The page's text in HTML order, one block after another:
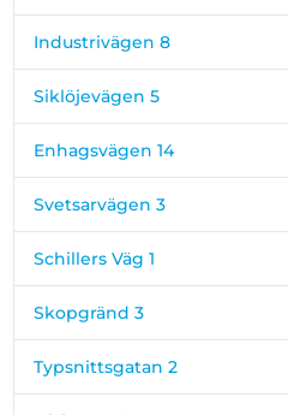
Industrivägen 8
Siklöjevägen 5
Enhagsvägen 14
Svetsarvägen 3
Schillers Väg 1
Skopgränd 3
Typsnittsgatan 2